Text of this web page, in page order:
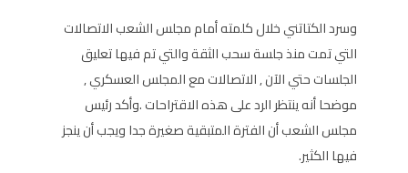
وسرد الكتاتني خلال كلمته أمام مجلس الشعب الاتصالات
التي تمت منذ جلسة سحب الثقة والتي تم فيها تعليق
الجلسات حتي الآن , الاتصالات مع المجلس العسكري ,
موضحا أنه ينتظر الرد على هذه الاقتراحات .وأكد رئيس
مجلس الشعب أن الفترة المتبقية صغيرة جدا ويجب أن ينجز
فيها الكثير.